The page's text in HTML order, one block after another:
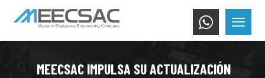
MEECSAC IMPULSA SU ACTUALIZACIÓN